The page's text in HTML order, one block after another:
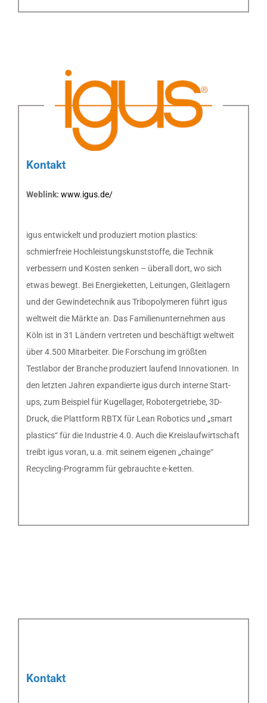
Kontakt
Weblink: www.igus.de/
igus entwickelt und produziert motion plastics:
schmierfreie Hochleistungskunststoffe, die Technik
verbessern und Kosten senken – überall dort, wo sich
etwas bewegt. Bei Energieketten, Leitungen, Gleitlagern
und der Gewindetechnik aus Tribopolymeren führt igus
weltweit die Märkte an. Das Familienunternehmen aus
Köln ist in 31 Ländern vertreten und beschäftigt weltweit
über 4.500 Mitarbeiter. Die Forschung im größten
Testlabor der Branche produziert laufend Innovationen. In
den letzten Jahren expandierte igus durch interne Start-
ups, zum Beispiel für Kugellager, Robotergetriebe, 3D-
Druck, die Plattform RBTX für Lean Robotics und „smart
plastics“ für die Industrie 4.0. Auch die Kreislaufwirtschaft
treibt igus voran, u.a. mit seinem eigenen „chainge“
Recycling-Programm für gebrauchte e-ketten.
Kontakt